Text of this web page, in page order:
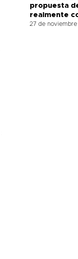
propuesta
realmente
27 de